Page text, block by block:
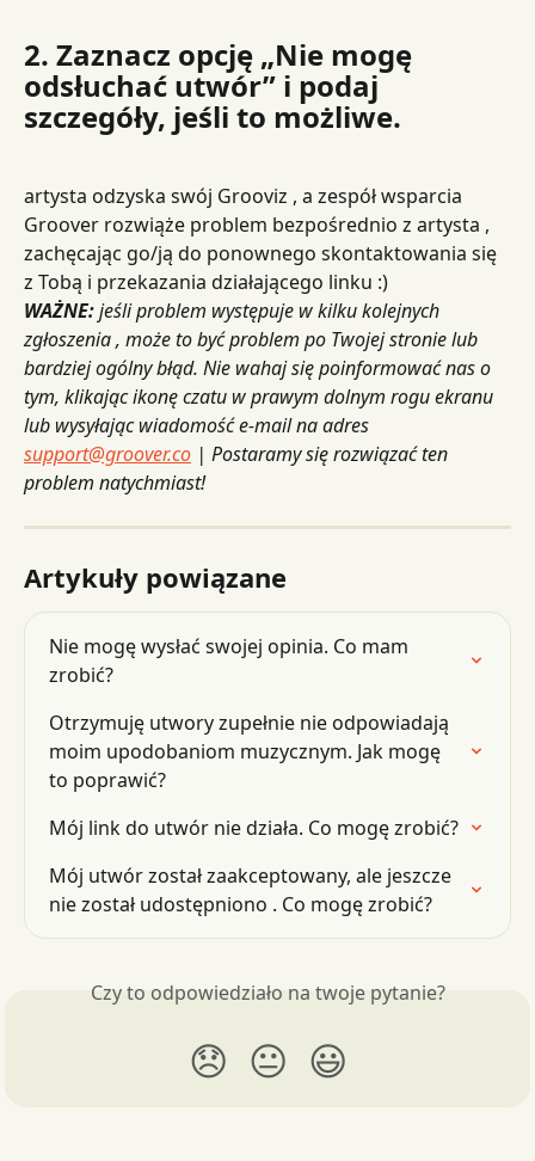
2. Zaznacz opcję „Nie mogę
odsłuchać utwór” i podaj
szczegóły, jeśli to możliwe.
artysta odzyska swój Grooviz , a zespół wsparcia
Groover rozwiąże problem bezpośrednio z artysta ,
zachęcając go/ją do ponownego skontaktowania się
z Tobą i przekazania działającego linku :)
WAŻNE:jeśli problem występuje w kilku kolejnych
zgłoszenia , może to być problem po Twojej stronie lub
bardziej ogólny błąd. Nie wahaj się poinformować nas o
tym, klikając ikonę czatu w prawym dolnym rogu ekranu
lub wysyłając wiadomość e-mail na adres
support@groover.co | Postaramy się rozwiązać ten
problem natychmiast!
Artykuły powiązane
Nie mogę wysłać swojej opinia. Co mam
zrobić?
Otrzymuję utwory zupełnie nie odpowiadają
moim upodobaniom muzycznym. Jak mogę
to poprawić?
Mój link do utwór nie działa. Co mogę zrobić?
Mój utwór został zaakceptowany, ale jeszcze
nie został udostępniono . Co mogę zrobić?
Czy to odpowiedziało na twoje pytanie?
😞 😐 😃